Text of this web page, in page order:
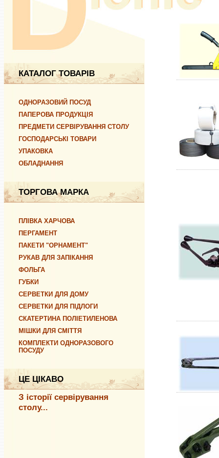
КАТАЛОГ ТОВАРІВ
ОДНОРАЗОВИЙ ПОСУД
ПАПЕРОВА ПРОДУКЦІЯ
ПРЕДМЕТИ СЕРВІРУВАННЯ СТОЛУ
ГОСПОДАРСЬКІ ТОВАРИ
УПАКОВКА
ОБЛАДНАННЯ
ТОРГОВА МАРКА
ПЛІВКА ХАРЧОВА
ПЕРГАМЕНТ
ПАКЕТИ "ОРНАМЕНТ"
РУКАВ ДЛЯ ЗАПІКАННЯ
ФОЛЬГА
ГУБКИ
СЕРВЕТКИ ДЛЯ ДОМУ
СЕРВЕТКИ ДЛЯ ПІДЛОГИ
СКАТЕРТИНА ПОЛІЕТИЛЕНОВА
МІШКИ ДЛЯ СМІТТЯ
КОМПЛЕКТИ ОДНОРАЗОВОГО
ПОСУДУ
ЦЕ ЦІКАВО
З історії сервірування
столу...